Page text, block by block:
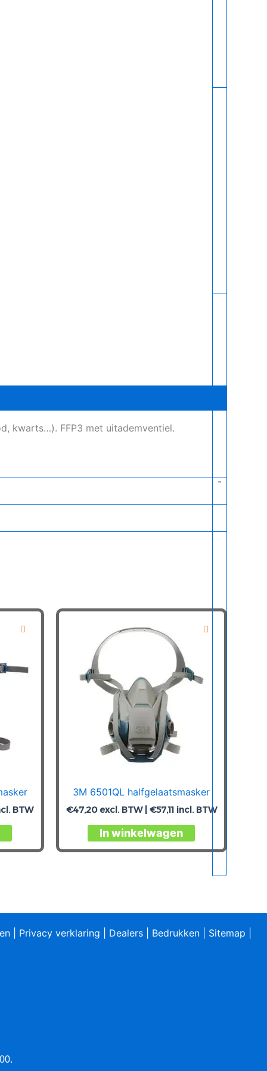
-
kwarts…). FFP3 met uitademventiel.
BTW
3M 6501QL halfgelaatsmasker
€47,20excl. BTW | €57,11incl. BTW
In winkelwagen
Privacy verklaring Dealers Bedrukken Sitemap